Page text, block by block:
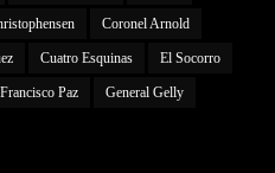
Coronel Arnold
Cuatro Esquinas El Socorro
Francisco Paz General Gelly